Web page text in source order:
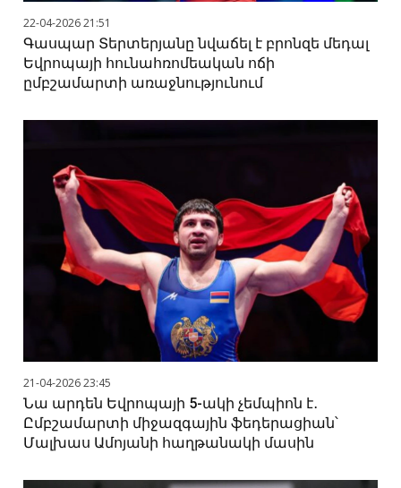
22-04-2026 21:51
Գասպար Տերտերյանը նվաճել է բրոնզե մեդալ
Եվրոպայի հունահռոմեական ոճի
ըմբշամարտի առաջնությունում
21-04-2026 23:45
Նա արդեն Եվրոպայի 5-ակի չեմպիոն է․
Ըմբշամարտի միջազգային ֆեդերացիան՝
Մալխաս Ամոյանի հաղթանակի մասին